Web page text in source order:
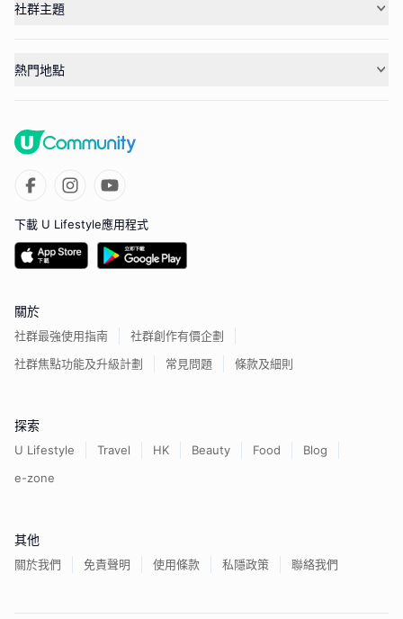
社群主題
熱門地點
下載 U Lifestyle應用程式
關於
社群最強使用指南
社群創作有價企劃
社群焦點功能及升級計劃
常見問題 條款及細則
探索
U Lifestyle Travel HK Beauty Food
Blog
e-zone
其他
關於我們 免責聲明 使用條款 私隱政策 聯絡我們